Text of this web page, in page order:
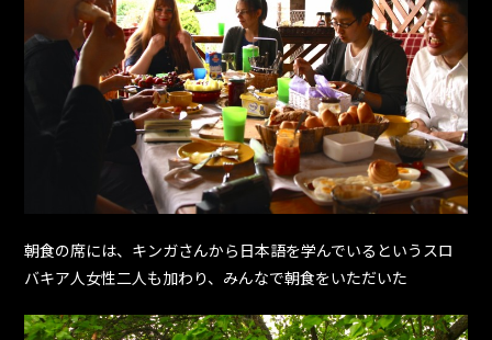
朝食の席には、キンガさんから日本語を学んでいるというスロ
バキア人女性二人も加わり、みんなで朝食をいただいた